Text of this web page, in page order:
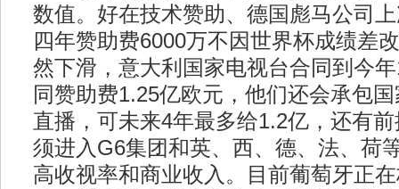
数值。好在技术赞助、德国彪马公司
四年赞助费6000万不因世界杯成绩差
然下滑，意大利国家电视台合同到今
同赞助费1.25亿欧元，他们还会承包
直播，可未来4年最多给1.2亿，还有
须进入G6集团和英、西、德、法、荷
高收视率和商业收入。目前葡萄牙正